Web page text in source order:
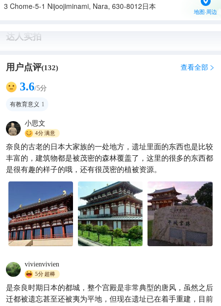
3 Chome-5-1 Nijoojiminami, Nara, 630-8012日本
地图·周边
达人实拍
用户点评(132) 查看全部 
3.6/5分
有教育意义 1
小思文
4分满意
奈良的古老的日本大家族的一处地方，遗址里面的东西也是比较
丰富的，建筑物都是被茂密的森林覆盖了，这里的很多的东西都
是很有趣的样子的哦，还有很茂密的植被资源。
vivienvivien
5分超棒
是奈良时期日本的都城，整个宫殿是非常典型的唐风，虽然之后
迁都被遗忘甚至还被夷为平地，但现在遗址已在着手重建，目前